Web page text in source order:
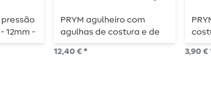
pressão
12mm -
PRYM agulheiro com
agulhas de costura e de
cerzir
12,40 € *
3,90 €